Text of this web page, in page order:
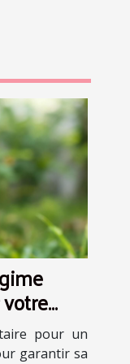
pour un
garantir sa